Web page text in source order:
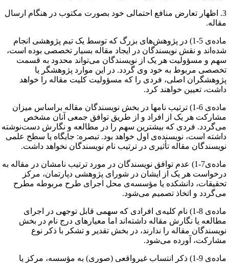
3. اظهار تعارض منافع احتمالی خود بصورت مکتوب در هنگام ارسال
ماده‌ی 5-1) در پژوهش‌های بزرگ که توسط یک تیم پژوهشی انجام
و نقش نویسندگان در ایجاد مقاله بسیار تخصصی بوده است،
و مسؤولیت هر یک از نویسندگان می‌تواند محدود به قسمت
مربوط به خود وی گردد. در این موارد پژوهشگر یا
اصلی، فردی را که مسؤولیت کلیت مقاله را خواهد
تعیین خواهند کرد.
ماده‌ی 6-1) ترتیب نامها در بخش نویسندگان مقاله براساس میزان
هر یک از افراد و از طریق توافق جمعی آنان مشخص
فردی که بیشترین سهم را در مطالعه و نگارش دست‌نوشته
است، نویسنده‌ی اول خواهد بود. تبصره: جایگاه یا سطح علمی
مقاله تأثیری در ترتیب نام نویسندگان نخواهد داشت.
ماده‌ی7-1) عدم توافق نویسندگان در مورد ترتیب نامشان در مقاله به
هر یک از ایشان در شورای پژوهشی دپارتمان، مرکز
دانشکده یا مؤسسه‌ی محل اجرای طرح مربوطه مطرح
و اتخاذ تصمیم می‌شود.
ماده‌ی 8-1) نام کلیه‌‌ی افرادی که سهمی قابل توجهی در اجرای
یا نگارش مقاله داشته‌اند اما معیارهای درج نام در بخش
مقاله را ندارند، در بخش تقدیر و تشکر با ذکر نوع
آورده می‌شود.
ماده‌ی 9-1) ذکر انتساب غیرواقعی (صوری) به مؤسسه، مرکز یا